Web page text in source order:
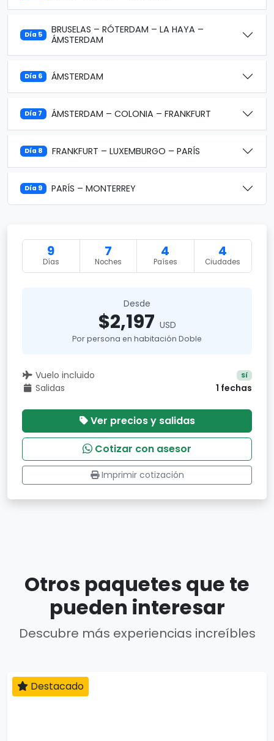
Día 5
BRUSELAS – RÓTERDAM – LA HAYA –
ÁMSTERDAM
Día 6 ÁMSTERDAM
Día 7 ÁMSTERDAM – COLONIA – FRANKFURT
Día 8 FRANKFURT – LUXEMBURGO – PARÍS
Día 9 PARÍS – MONTERREY
9
Días
7
Noches
4
Países
4
Ciudades
Desde
$2,197 USD
Por persona en habitación Doble
Vuelo incluido Sí
Salidas 1 fechas
Ver precios y salidas
Cotizar con asesor
Imprimir cotización
Otros paquetes que te
pueden interesar
Descubre más experiencias increíbles
Destacado